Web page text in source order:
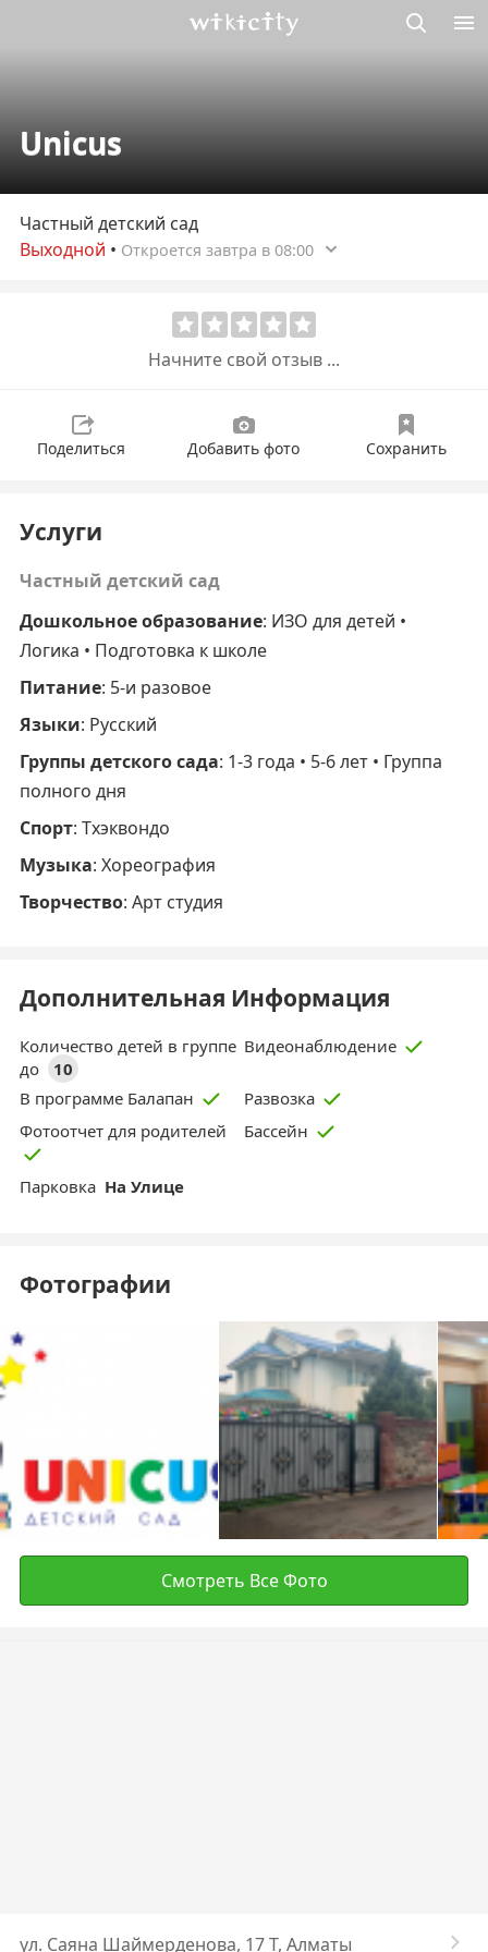
Unicus
Частный детский сад
Выходной • Откроется завтра в 08:00
Начните свой отзыв ...
Поделиться Добавить фото Сохранить
Услуги
Частный детский сад
Дошкольное образование: ИЗО для детей •
Логика • Подготовка к школе
Питание: 5-и разовое
Языки: Русский
Группы детского сада: 1-3 года • 5-6 лет • Группа
полного дня
Спорт: Тхэквондо
Музыка: Хореография
Творчество: Арт студия
Дополнительная Информация
Количество детей в группе
до
10
Видеонаблюдение
В программе Балапан
Развозка
Фотоотчет для родителей
Бассейн
Парковка На Улице
Фотографии
Смотреть Все Фото
ул. ​Саяна Шаймерденова, 17 Т, Алматы